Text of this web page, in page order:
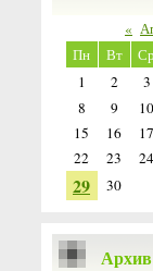
«
Пн
Вт Ср
1 2 3
8
9 10
15
16 17
22
23 24
29 30
Архив